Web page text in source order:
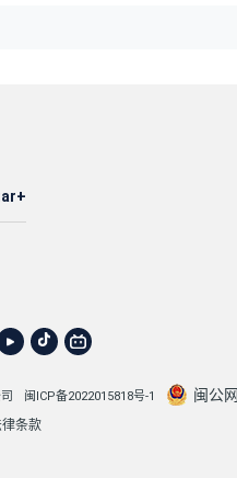
闽ICP备2022015818号-1 闽公
条款